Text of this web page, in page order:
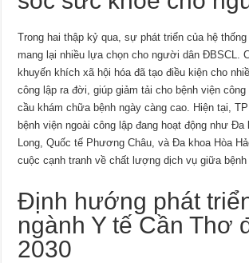
Trong hai thập kỷ qua, sự phát triển của hệ
mang lại nhiều lựa chọn cho người dân ĐBSCL.
khuyến khích xã hội hóa đã tạo điều kiện cho
công lập ra đời, giúp giảm tải cho bệnh viện
cầu khám chữa bệnh ngày càng cao. Hiện tại,
bệnh viện ngoài công lập đang hoạt động như Đa
Long, Quốc tế Phương Châu, và Đa khoa Hòa
cuộc cạnh tranh về chất lượng dịch vụ giữa bệnh
Định hướng phát
ngành Y tế Cần Thơ
2030